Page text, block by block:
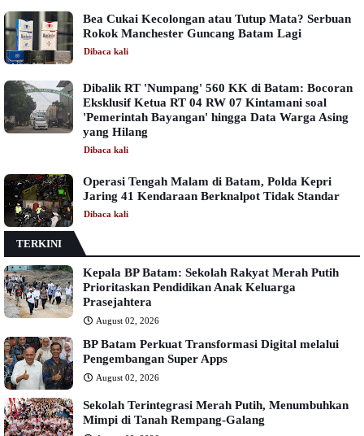
Bea Cukai Kecolongan atau Tutup Mata? Serbuan
Rokok Manchester Guncang Batam Lagi
Dibaca kali
Dibalik RT 'Numpang' 560 KK di Batam: Bocoran
Eksklusif Ketua RT 04 RW 07 Kintamani soal
'Pemerintah Bayangan' hingga Data Warga Asing
yang Hilang
Dibaca kali
Operasi Tengah Malam di Batam, Polda Kepri
Jaring 41 Kendaraan Berknalpot Tidak Standar
Dibaca kali
TERKINI
Kepala BP Batam: Sekolah Rakyat Merah Putih
Prioritaskan Pendidikan Anak Keluarga
Prasejahtera
August 02, 2026
BP Batam Perkuat Transformasi Digital melalui
Pengembangan Super Apps
August 02, 2026
Sekolah Terintegrasi Merah Putih, Menumbuhkan
Mimpi di Tanah Rempang-Galang